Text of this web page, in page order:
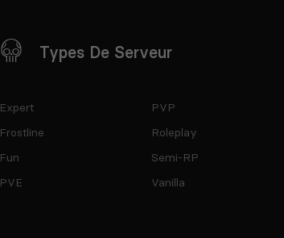
Types De Serveur
Expert
Frostline
Fun
PVE
PVP
Roleplay
Semi-RP
Vanilla